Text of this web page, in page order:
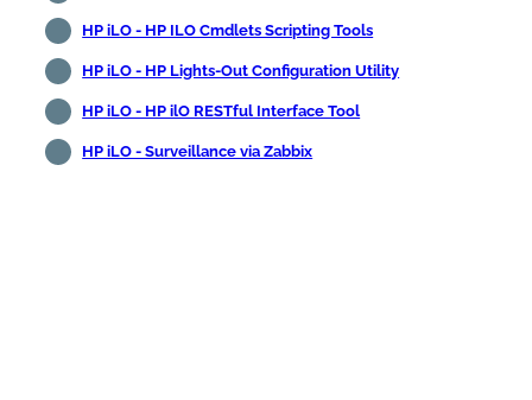
HP iLO - HP ILO Cmdlets Scripting Tools
HP iLO - HP Lights-Out Configuration Utility
HP iLO - HP ilO RESTful Interface Tool
HP iLO - Surveillance via Zabbix